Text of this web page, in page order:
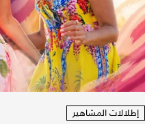
إطلالات المشاهير